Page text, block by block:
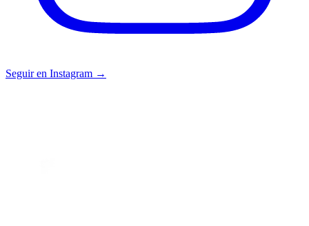
Seguir en Instagram →